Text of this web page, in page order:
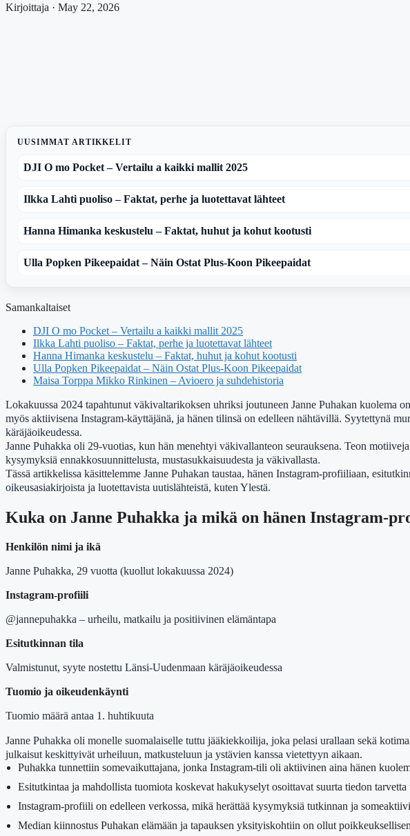
Kirjoittaja · May 22, 2026
UUSIMMAT ARTIKKELIT
DJI O mo Pocket – Vertailu a kaikki mallit 2025
Ilkka Lahti puoliso – Faktat, perhe ja luotettavat lähteet
Hanna Himanka keskustelu – Faktat, huhut ja kohut kootusti
Ulla Popken Pikeepaidat – Näin Ostat Plus-Koon Pikeepaidat
Samankaltaiset
DJI O mo Pocket – Vertailu a kaikki mallit 2025
Ilkka Lahti puoliso – Faktat, perhe ja luotettavat lähteet
Hanna Himanka keskustelu – Faktat, huhut ja kohut kootusti
Ulla Popken Pikeepaidat – Näin Ostat Plus-Koon Pikeepaidat
Maisa Torppa Mikko Rinkinen – Avioero ja suhdehistoria
Lokakuussa 2024 tapahtunut väkivaltarikoksen uhriksi joutuneen Janne Puhakan kuolema
myös aktiivisena Instagram-käyttäjänä, ja hänen tilinsä on edelleen nähtävillä. Syytettynä
käräjäoikeudessa.
Janne Puhakka oli 29-vuotias, kun hän menehtyi väkivallanteon seurauksena. Teon
kysymyksiä ennakkosuunnittelusta, mustasukkaisuudesta ja väkivallasta.
Tässä artikkelissa käsittelemme Janne Puhakan taustaa, hänen Instagram-profiiliaan,
oikeusasiakirjoista ja luotettavista uutislähteistä, kuten Ylestä.
Kuka on Janne Puhakka ja mikä on hänen Instagram-
Henkilön nimi ja ikä
Janne Puhakka, 29 vuotta (kuollut lokakuussa 2024)
Instagram-profiili
@jannepuhakka – urheilu, matkailu ja positiivinen elämäntapa
Esitutkinnan tila
Valmistunut, syyte nostettu Länsi-Uudenmaan käräjäoikeudessa
Tuomio ja oikeudenkäynti
Tuomio määrä antaa 1. huhtikuuta
Janne Puhakka oli monelle suomalaiselle tuttu jääkiekkoilija, joka pelasi urallaan sekä
julkaisut keskittyivät urheiluun, matkusteluun ja ystävien kanssa vietettyyn aikaan.
Puhakka tunnettiin somevaikuttajana, jonka Instagram-tili oli aktiivinen aina hänen
Esitutkintaa ja mahdollista tuomiota koskevat hakukyselyt osoittavat suurta tiedon tarvetta
Instagram-profiili on edelleen verkossa, mikä herättää kysymyksiä tutkinnan ja
Median kiinnostus Puhakan elämään ja tapauksen yksityiskohtiin on ollut